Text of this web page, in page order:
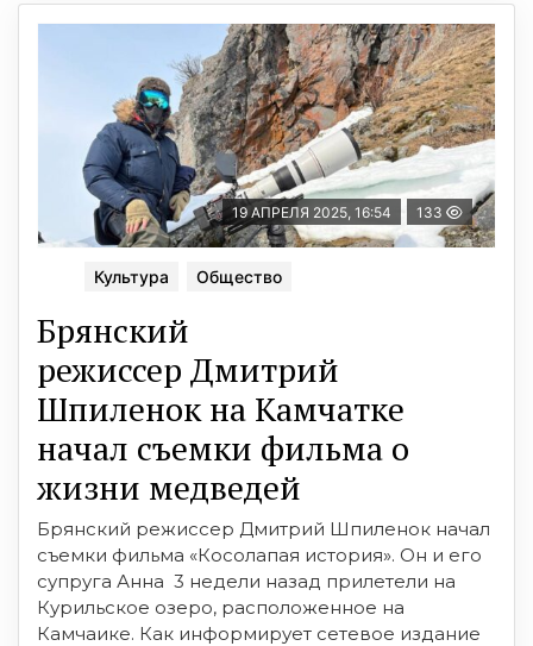
19 АПРЕЛЯ 2025, 16:54 133
Культура Общество
Брянский
режиссер Дмитрий
Шпиленок на Камчатке
начал съемки фильма о
жизни медведей
Брянский режиссер Дмитрий Шпиленок начал
съемки фильма «Косолапая история». Он и его
супруга Анна 3 недели назад прилетели на
Курильское озеро, расположенное на
Камчаике. Как информирует сетевое издание